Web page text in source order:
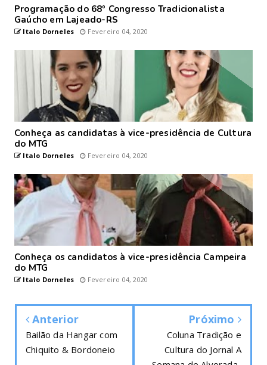
Programação do 68º Congresso Tradicionalista
Gaúcho em Lajeado-RS
Italo Dorneles Fevereiro 04, 2020
Conheça as candidatas à vice-presidência de Cultura
do MTG
Italo Dorneles Fevereiro 04, 2020
Conheça os candidatos à vice-presidência Campeira
do MTG
Italo Dorneles Fevereiro 04, 2020
Anterior
Bailão da Hangar com
Chiquito & Bordoneio
Próximo
Coluna Tradição e
Cultura do Jornal A